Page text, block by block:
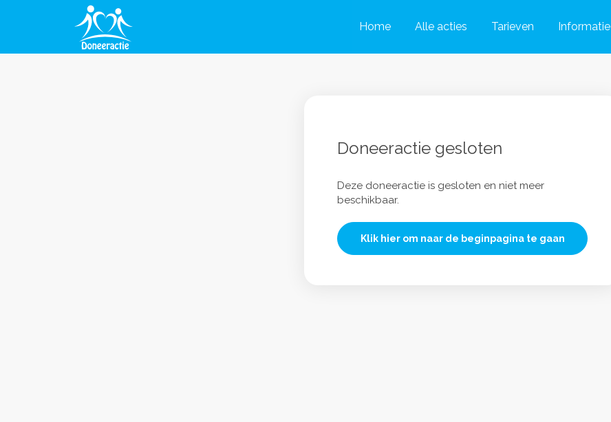
Home Alle acties Tarieven Informatie
Doneeractie gesloten
Deze doneeractie is gesloten en niet meer
beschikbaar.
Klik hier om naar de beginpagina te gaan